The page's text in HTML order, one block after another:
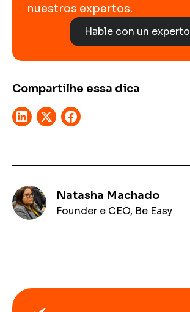
nuestros expertos.
Hable con un experto
Compartilhe essa dica
Natasha Machado
Founder e CEO, Be Easy